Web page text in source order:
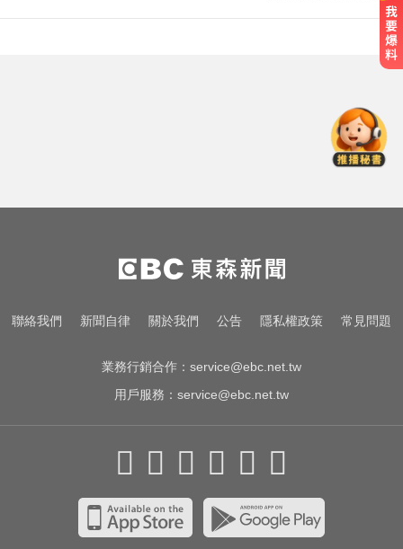
黃金公式」猛灌恐水中毒
後悔讓Lulu嫁給陳漢典！Lu爸落淚
吐「真實原因」陳漢典壓力爆棚
8月ETF除息潮來了！ 14檔「配息率
聯絡我們 新聞自律 關於我們 公告 隱私權政策 常見問題
業務行銷合作： service@ebc.net.tw
用戶服務： service@ebc.net.tw